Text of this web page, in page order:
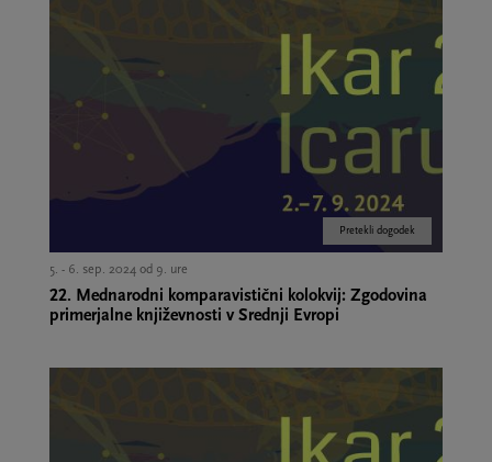
Pretekli dogodek
5. - 6. sep. 2024 od 9. ure
22. Mednarodni komparavistični kolokvij: Zgodovina
primerjalne književnosti v Srednji Evropi